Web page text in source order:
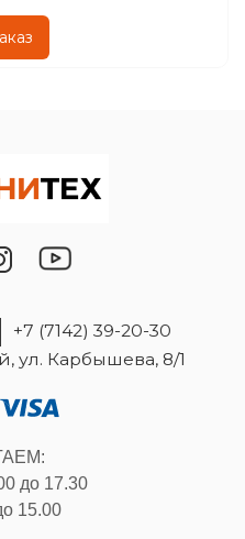
+7 (7142) 39-20-30
ул. Карбышева, 8/1
до 17.30
15.00